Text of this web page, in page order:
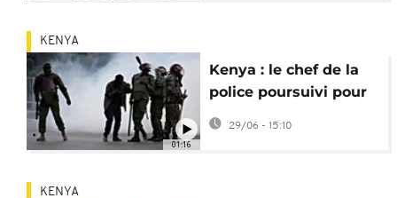
01:16
KENYA
Kenya : le chef de la
police poursuivi pour
"outrage" à la cour
29/06 - 15:10
KENYA